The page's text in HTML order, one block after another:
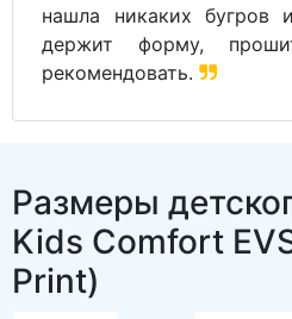
нашла никаких бугров
держит форму,
рекомендовать.
Размеры
Kids Comfort
Print)